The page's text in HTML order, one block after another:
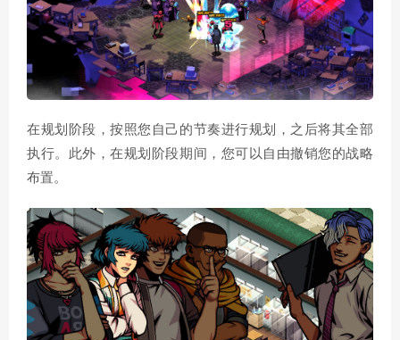
在规划阶段，按照您自己的节奏进行规划，之后将其全部
执行。此外，在规划阶段期间，您可以自由撤销您的战略
布置。